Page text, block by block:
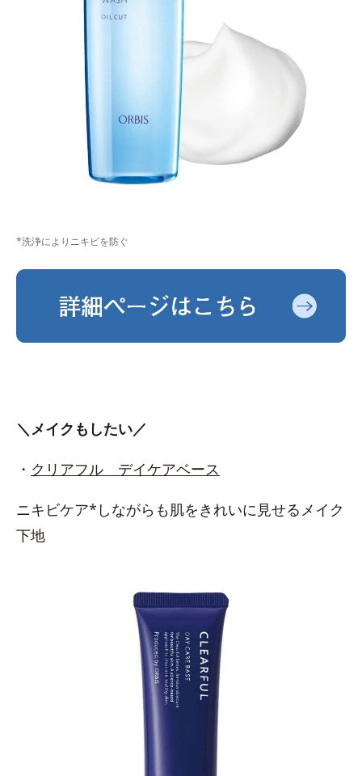
*洗浄によりニキビを防ぐ
＼メイクもしたい／
・ クリアフル デイケアベース
ニキビケア*しながらも肌をきれいに見せるメイク
下地